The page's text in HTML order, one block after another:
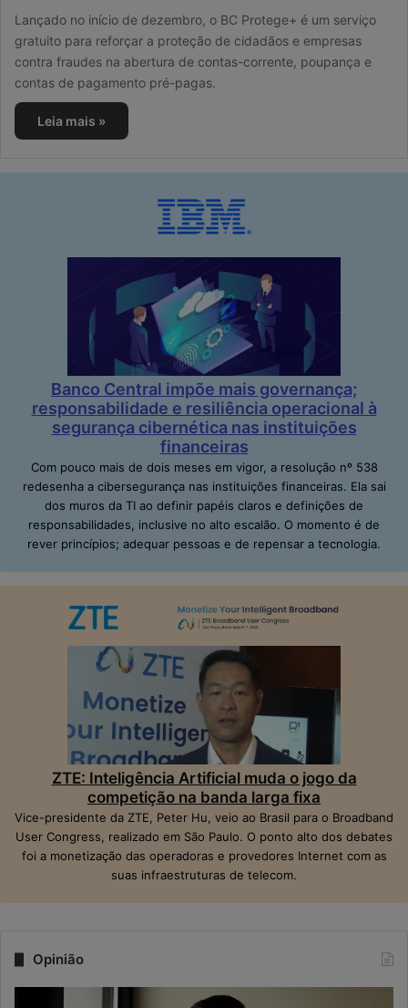
Lançado no início de dezembro, o BC Protege+ é um serviço
gratuito para reforçar a proteção de cidadãos e empresas
contra fraudes na abertura de contas-corrente, poupança e
contas de pagamento pré-pagas.
Leia mais »
Banco Central impõe mais governança;
responsabilidade e resiliência operacional à
segurança cibernética nas instituições
financeiras
Com pouco mais de dois meses em vigor, a resolução nº 538
redesenha a cibersegurança nas instituições financeiras. Ela sai
dos muros da TI ao definir papéis claros e definições de
responsabilidades, inclusive no alto escalão. O momento é de
rever princípios; adequar pessoas e de repensar a tecnologia.
ZTE: Inteligência Artificial muda o jogo da
competição na banda larga fixa
Vice-presidente da ZTE, Peter Hu, veio ao Brasil para o Broadband
User Congress, realizado em São Paulo. O ponto alto dos debates
foi a monetização das operadoras e provedores Internet com as
suas infraestruturas de telecom.
Opinião